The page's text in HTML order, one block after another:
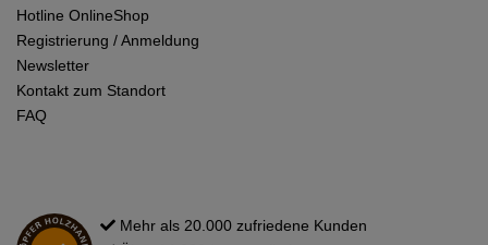
Hotline OnlineShop
Registrierung / Anmeldung
Newsletter
Kontakt zum Standort
FAQ
Mehr als 20.000 zufriedene Kunden